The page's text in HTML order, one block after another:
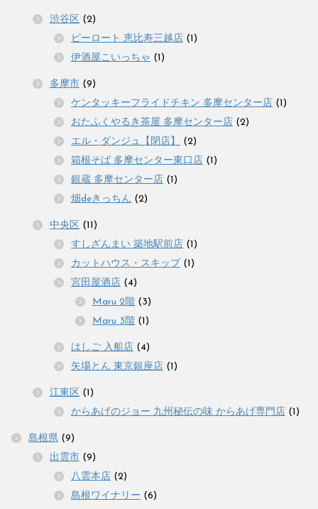
渋谷区 (2)
ピーロート 恵比寿三越店 (1)
伊酒屋こいっちゃ (1)
多摩市 (9)
ケンタッキーフライドチキン 多摩センター店 (1)
おたふくやるき茶屋 多摩センター店 (2)
エル・ダンジュ【閉店】
(2)
箱根そば 多摩センター東口店 (1)
銀蔵 多摩センター店 (1)
畑deきっちん (2)
中央区 (11)
すしざんまい 築地駅前店 (1)
カットハウス・スキップ (1)
宮田屋酒店 (4)
Maru 2階 (3)
Maru 3階 (1)
はしご 入船店 (4)
矢場とん 東京銀座店 (1)
江東区 (1)
からあげのジョー 九州秘伝の味 からあげ専門店 (1)
島根県 (9)
出雲市 (9)
八雲本店 (2)
島根ワイナリー (6)